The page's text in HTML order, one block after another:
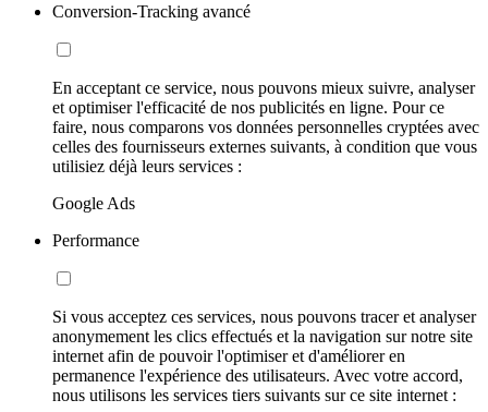
Conversion-Tracking avancé
En acceptant ce service, nous pouvons mieux suivre, analyser
et optimiser l'efficacité de nos publicités en ligne. Pour ce
faire, nous comparons vos données personnelles cryptées avec
celles des fournisseurs externes suivants, à condition que vous
utilisiez déjà leurs services :
Google Ads
Performance
Si vous acceptez ces services, nous pouvons tracer et analyser
anonymement les clics effectués et la navigation sur notre site
internet afin de pouvoir l'optimiser et d'améliorer en
permanence l'expérience des utilisateurs. Avec votre accord,
nous utilisons les services tiers suivants sur ce site internet :